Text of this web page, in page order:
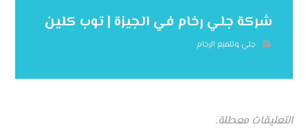
شركة جلي رخام في الجيزة | توب كلين
جلي وتلميع الرخام
التعليقات معطلة.